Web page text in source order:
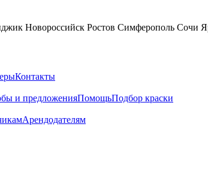
Новороссийск Ростов Симферополь Сочи
Контакты
и предложенияПомощьПодбор краски
Арендодателям